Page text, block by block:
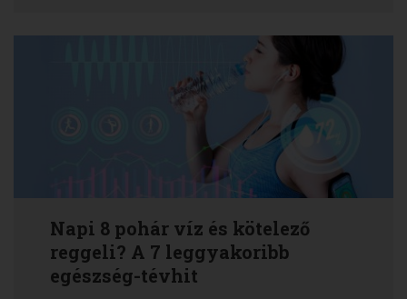
Napi 8 pohár víz és kötelező
reggeli? A 7 leggyakoribb
egészség-tévhit